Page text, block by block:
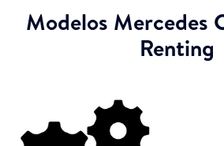
Modelos Mercedes
Renting